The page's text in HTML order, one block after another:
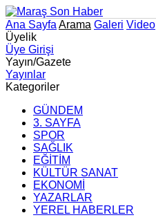
Ana Sayfa Arama Galeri Video
Üyelik
Üye Girişi
Yayın/Gazete
Yayınlar
Kategoriler
GÜNDEM
3. SAYFA
SPOR
SAĞLIK
EĞİTİM
KÜLTÜR SANAT
EKONOMİ
YAZARLAR
YEREL HABERLER